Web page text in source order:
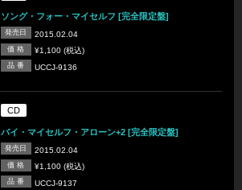
ソング・フォー・マイセルフ [完全限定盤]
発売日 2015.02.04
価 格 ¥1,100 (税込)
品 番 UCCJ-9136
CD
バイ・マイセルフ・アローン+2 [完全限定盤]
発売日 2015.02.04
価 格 ¥1,100 (税込)
品 番 UCCJ-9137